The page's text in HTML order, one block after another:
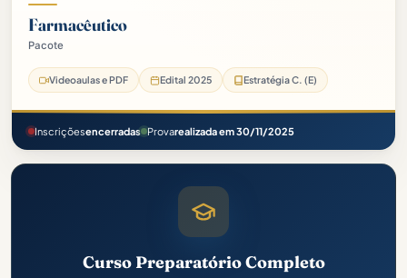
Farmacêutico
Pacote
Videoaulas e PDF Edital 2025 Estratégia C. (E)
Inscriçõesencerradas Provarealizada em 30/11/2025
Curso Preparatório Completo